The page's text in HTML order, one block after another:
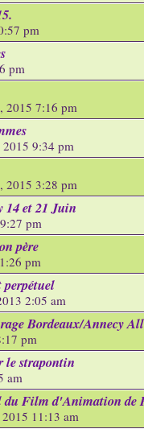
pm
pm
2015 7:16 pm
9:34 pm
2015 3:28 pm
14 et 21 Juin
pm
père
pm
2:05 am
Bordeaux/Annecy
pm
le strapontin
am
du Film d'Animation de
11:13 am